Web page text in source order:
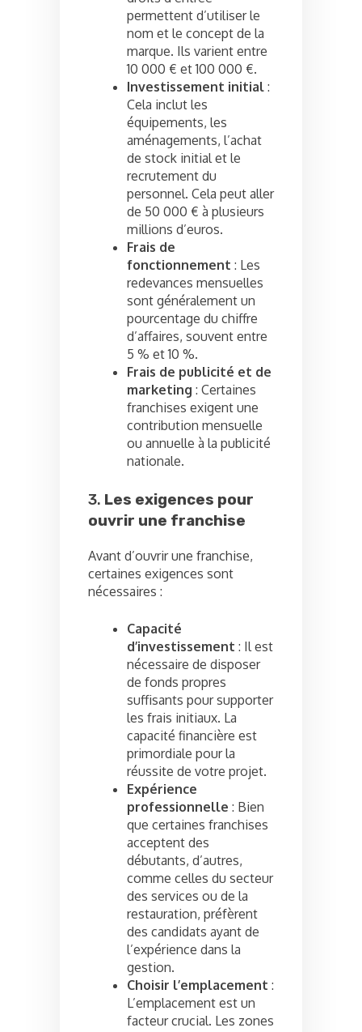
permettent d’utiliser le
nom et le concept de la
marque. Ils varient entre
10 000 € et 100 000 €.
Investissement initial :
Cela inclut les
équipements, les
aménagements, l’achat
de stock initial et le
recrutement du
personnel. Cela peut aller
de 50 000 € à plusieurs
millions d’euros.
Frais de
fonctionnement : Les
redevances mensuelles
sont généralement un
pourcentage du chiffre
d’affaires, souvent entre
5 % et 10 %.
Frais de publicité et de
marketing : Certaines
franchises exigent une
contribution mensuelle
ou annuelle à la publicité
nationale.
3. Les exigences pour
ouvrir une franchise
Avant d’ouvrir une franchise,
certaines exigences sont
nécessaires :
Capacité
d’investissement : Il est
nécessaire de disposer
de fonds propres
suffisants pour supporter
les frais initiaux. La
capacité financière est
primordiale pour la
réussite de votre projet.
Expérience
professionnelle : Bien
que certaines franchises
acceptent des
débutants, d’autres,
comme celles du secteur
des services ou de la
restauration, préfèrent
des candidats ayant de
l’expérience dans la
gestion.
Choisir l’emplacement :
L’emplacement est un
facteur crucial. Les zones